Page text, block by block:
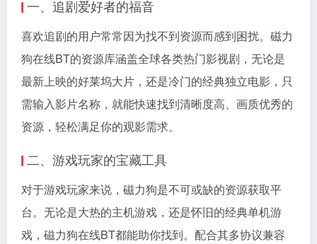
一、追剧爱好者的福音
喜欢追剧的用户常常因为找不到资源而感到困扰。磁力
狗在线BT的资源库涵盖全球各类热门影视剧，无论是
最新上映的好莱坞大片，还是冷门的经典独立电影，只
需输入影片名称，就能快速找到清晰度高、画质优秀的
资源，轻松满足你的观影需求。
二、游戏玩家的宝藏工具
对于游戏玩家来说，磁力狗是不可或缺的资源获取平
台。无论是大热的主机游戏，还是怀旧的经典单机游
戏，磁力狗在线BT都能助你找到。配合其多协议兼容